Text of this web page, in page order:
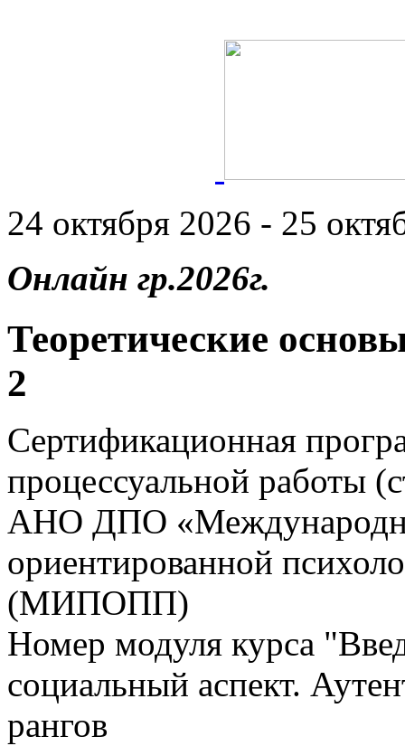
24 октября 2026 - 25
Онлайн гр.2026г.
Теоретические
2
Сертификационная
процессуальной работы
АНО ДПО
ориентированной
(МИПОПП)
Номер модуля курса
социальный аспект.
рангов